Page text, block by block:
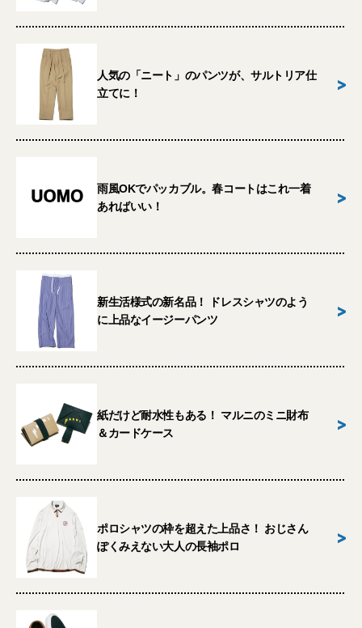
人気の「ニート」のパンツが、サルトリア仕
立てに！
>
雨風OKでパッカブル。春コートはこれ一着
あればいい！
>
新生活様式の新名品！ ドレスシャツのよう
に上品なイージーパンツ
>
紙だけど耐水性もある！ マルニのミニ財布
＆カードケース
>
ポロシャツの枠を超えた上品さ！ おじさん
ぽくみえない大人の長袖ポロ
>